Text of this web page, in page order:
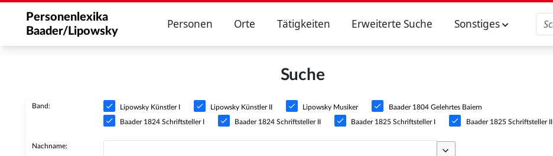
Personenlexika
Baader/Lipowsky
Personen Orte Tätigkeiten Erweiterte Suche Sonstiges
Suche
Band: Lipowsky Künstler I Lipowsky Künstler II Lipowsky Musiker Baader 1804 Gelehrtes Baiern
Baader 1824 Schriftsteller I Baader 1824 Schriftsteller II Baader 1825 Schriftsteller I Baader 1825 Schriftsteller II
Nachname: